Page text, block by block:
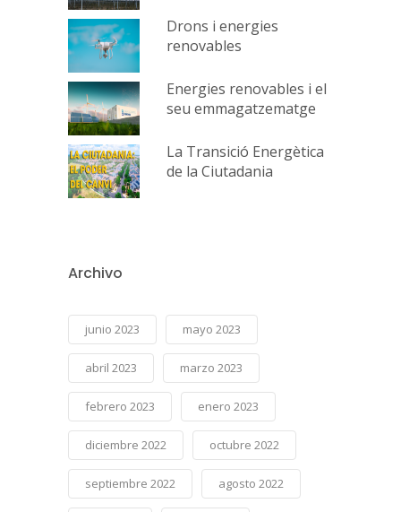
Drons i energies
renovables
Energies renovables i el
seu emmagatzematge
La Transició Energètica
de la Ciutadania
Archivo
junio 2023 mayo 2023
abril 2023 marzo 2023
febrero 2023 enero 2023
diciembre 2022 octubre 2022
septiembre 2022 agosto 2022